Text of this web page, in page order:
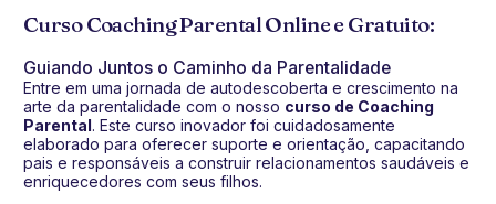
Curso Coaching Parental Online e Gratuito:
Guiando Juntos o Caminho da Parentalidade
Entre em uma jornada de autodescoberta e crescimento na
arte da parentalidade com o nosso curso de Coaching
Parental. Este curso inovador foi cuidadosamente
elaborado para oferecer suporte e orientação, capacitando
pais e responsáveis a construir relacionamentos saudáveis e
enriquecedores com seus filhos.